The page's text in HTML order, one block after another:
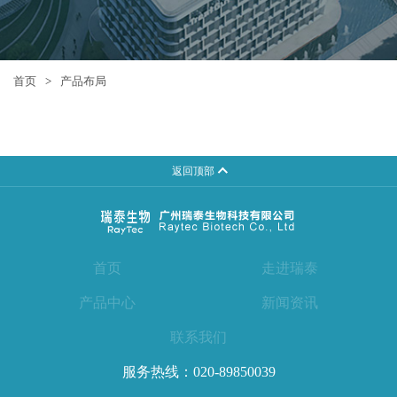
首页 > 产品布局
返回顶部
首页 走进瑞泰
产品中心 新闻资讯
联系我们
服务热线： 020-89850039